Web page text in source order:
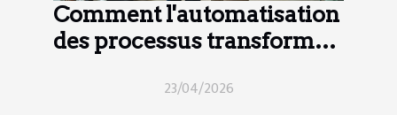
Comment l'automatisation
des processus transforme-
23/04/2026